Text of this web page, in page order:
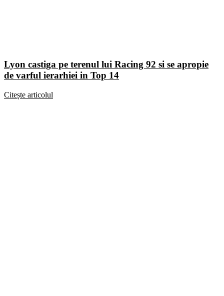
Lyon castiga pe terenul lui Racing 92 si se apropie
de varful ierarhiei in Top 14
Citește articolul